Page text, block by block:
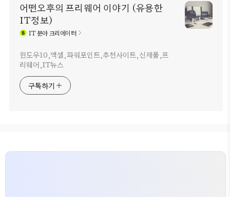
어떤오후의 프리웨어 이야기 (유용한
IT정보)
IT분야 크리에이터
윈도우10,엑셀,파워포인트,추천사이트,신제품,프
리웨어,IT뉴스
구독하기